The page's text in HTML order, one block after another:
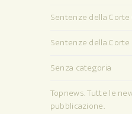
Sentenze della
Sentenze della
Senza categoria
Topnews. Tutte le
pubblicazione.